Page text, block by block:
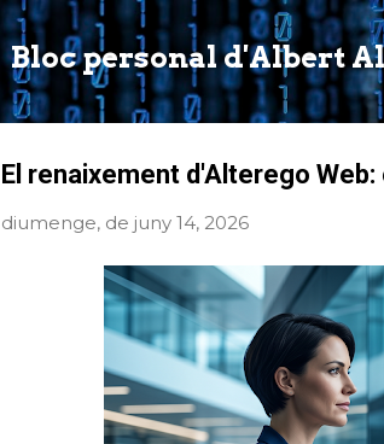
Bloc personal d'Albert
El renaixement d'Alterego
diumenge, de juny 14, 2026